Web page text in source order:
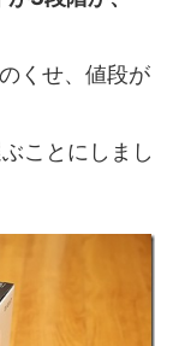
のくせ、値段が
ことにしまし